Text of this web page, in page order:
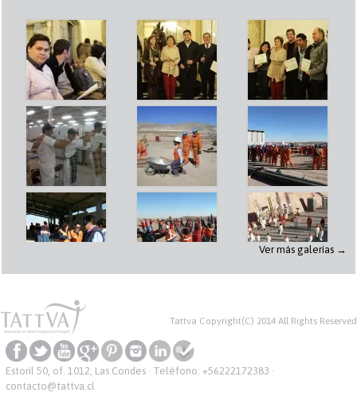
Ver más galerías →
Tattva Copyright(C) 2014 All Rights Reserved
Estoril 50, of. 1012, Las Condes · Teléfono: +56222172383 ·
contacto@tattva.cl